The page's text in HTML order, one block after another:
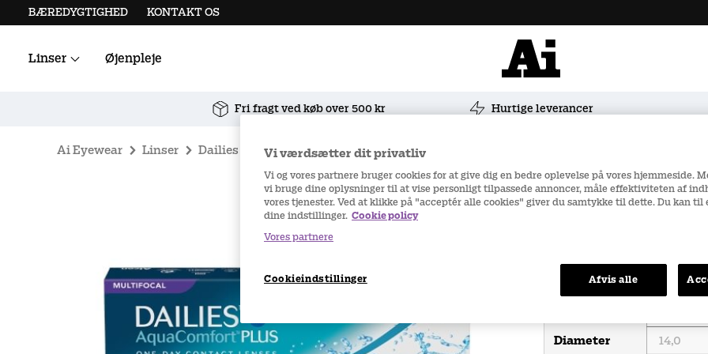
BÆREDYGTIGHED KONTAKT OS
Linser
Linsetilbehør
Øjenpleje
Fri fragt ved køb over 500 kr Hurtige leverancer
Ai Eyewear Linser Dailies DAILIES AquaComfort Plus Multifocal 30 stk/pakke
Styrke
Diameter
Vi værdsætter dit privatliv
Vi og vores partnere bruger cookies for at give dig en bedre oplevelse på vores hjemmeside.
vi bruge dine oplysninger til at vise personligt tilpassede annoncer, måle effektiviteten af
vores tjenester. Ved at klikke på "acceptér alle cookies" giver du samtykke til dette. Du kan
dine indstillinger. Cookie policy
Vores partnere
Cookieindstillinger Afvis alle